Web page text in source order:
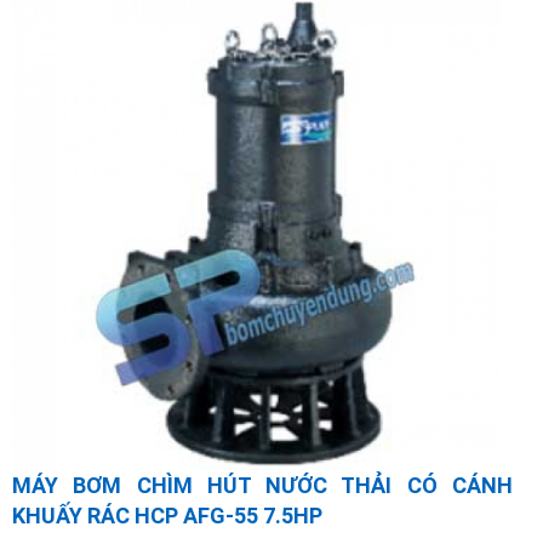
MÁY BƠM CHÌM HÚT NƯỚC THẢI CÓ CÁNH
KHUẤY RÁC HCP AFG-55 7.5HP